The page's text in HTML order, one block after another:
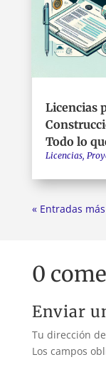
Licencias
Todo lo
Licencias,
« Entradas
0
Enviar
Tu dirección
Los campos